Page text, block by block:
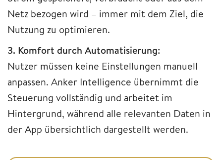
Netz bezogen wird – immer mit dem Ziel, die
Nutzung zu optimieren.
3. Komfort durch Automatisierung:
Nutzer müssen keine Einstellungen manuell
anpassen. Anker Intelligence übernimmt die
Steuerung vollständig und arbeitet im
Hintergrund, während alle relevanten Daten in
der App übersichtlich dargestellt werden.